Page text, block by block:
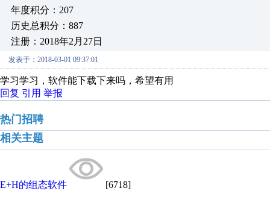
年度积分：207
历史总积分：887
注册：2018年2月27日
发表于：2018-03-01 09:37:01
学习学习，软件能下载下来吗，希望有用
回复 引用 举报
热门招聘
相关主题
E+H的组态软件 [6718]